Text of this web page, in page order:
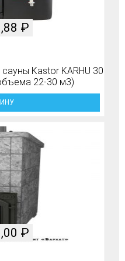
Kastor KARHU 30
22-30 м3)
₽
₽